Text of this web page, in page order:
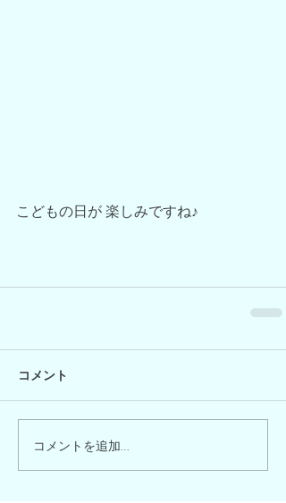
こどもの日が 楽しみですね♪
コメント
コメントを追加…